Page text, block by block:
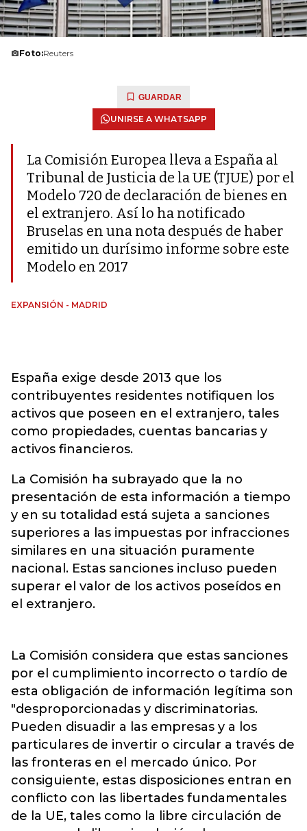
Foto:Reuters
GUARDAR
UNIRSE A WHATSAPP
La Comisión Europea lleva a España al
Tribunal de Justicia de la UE (TJUE) por el
Modelo 720 de declaración de bienes en
el extranjero. Así lo ha notificado
Bruselas en una nota después de haber
emitido un durísimo informe sobre este
Modelo en 2017
EXPANSIÓN - MADRID
España exige desde 2013 que los
contribuyentes residentes notifiquen los
activos que poseen en el extranjero, tales
como propiedades, cuentas bancarias y
activos financieros.
La Comisión ha subrayado que la no
presentación de esta información a tiempo
y en su totalidad está sujeta a sanciones
superiores a las impuestas por infracciones
similares en una situación puramente
nacional. Estas sanciones incluso pueden
superar el valor de los activos poseídos en
el extranjero.
La Comisión considera que estas sanciones
por el cumplimiento incorrecto o tardío de
esta obligación de información legítima son
"desproporcionadas y discriminatorias.
Pueden disuadir a las empresas y a los
particulares de invertir o circular a través de
las fronteras en el mercado único. Por
consiguiente, estas disposiciones entran en
conflicto con las libertades fundamentales
de la UE, tales como la libre circulación de